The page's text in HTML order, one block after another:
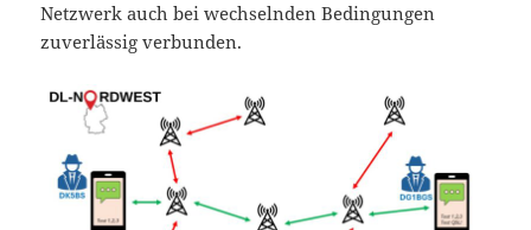
Netzwerk auch bei wechselnden Bedingungen
zuverlässig verbunden.